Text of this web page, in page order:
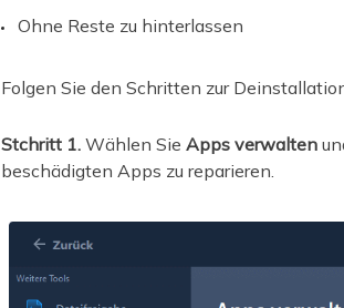
Ohne Reste zu hinterlassen
Folgen Sie den Schritten zur
Stchritt 1. Wählen Sie Apps verwalten
beschädigten Apps zu reparieren.